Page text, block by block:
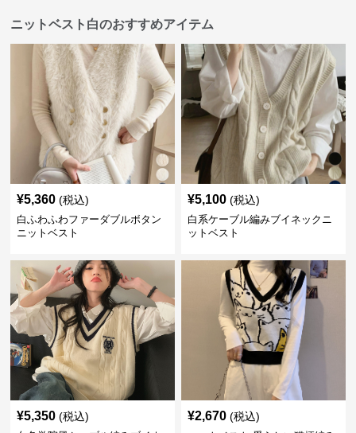
ニットベスト白のおすすめアイテム
¥5,360 (税込)
白ふわふわファーダブルボタン
ニットベスト
¥5,100 (税込)
白系ケーブル編みブイネックニ
ットベスト
¥5,350 (税込) ¥2,670 (税込)